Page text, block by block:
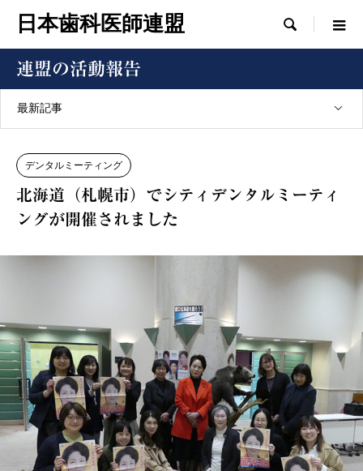
日本歯科医師連盟 
連盟の活動報告
最新記事
デンタルミーティング
北海道（札幌市）でシティデンタルミーティ
ングが開催されました